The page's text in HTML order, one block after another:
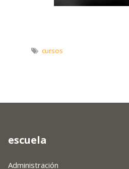
cursos
escuela
Administración